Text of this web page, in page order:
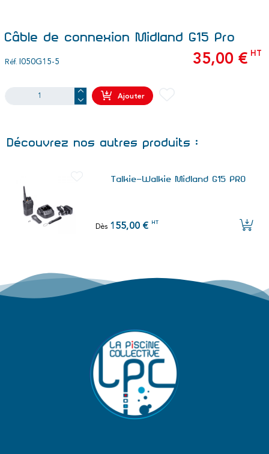
Câble de connexion Midland G15 Pro
Réf. I050G15-5 35,00 € HT
Ajouter
Découvrez nos autres produits :
Talkie-Walkie Midland G15 PRO
Dès 155,00 € HT